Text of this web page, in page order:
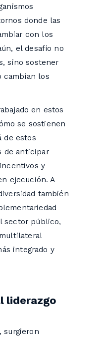
donde las
con los
el desafío no
sino sostener
cambian los
en estos
se sostienen
de estos
de anticipar
y
ejecución. A
también
sector público,
integrado y
liderazgo
surgieron